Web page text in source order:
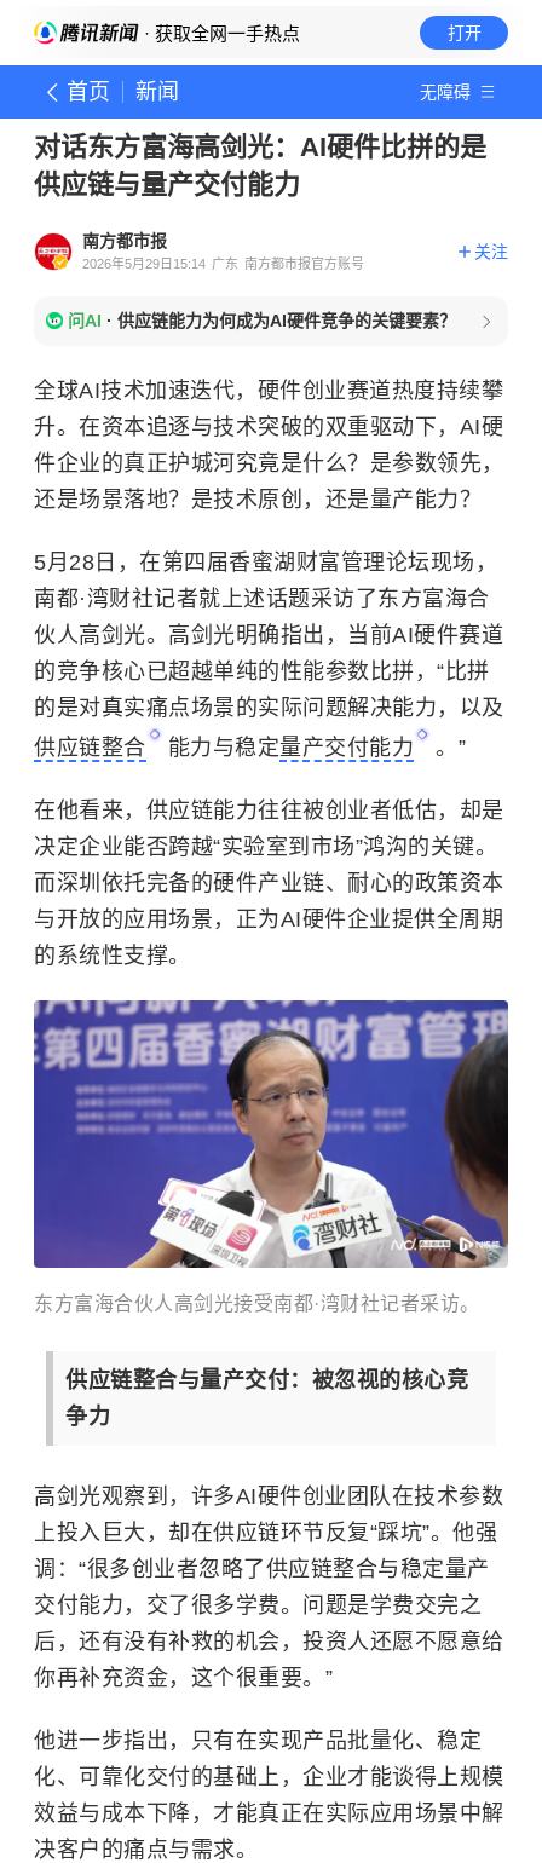
· 获取全网一手热点 打开
首页 新闻 无障碍
对话东方富海高剑光：AI硬件比拼的是
供应链与量产交付能力
南方都市报
2026年5月29日15:14 广东 南方都市报官方账号
关注
问AI · 供应链能力为何成为AI硬件竞争的关键要素？
全球AI技术加速迭代，硬件创业赛道热度持续攀
升。在资本追逐与技术突破的双重驱动下，AI硬
件企业的真正护城河究竟是什么？是参数领先，
还是场景落地？是技术原创，还是量产能力？
5月28日，在第四届香蜜湖财富管理论坛现场，
南都·湾财社记者就上述话题采访了东方富海合
伙人高剑光。高剑光明确指出，当前AI硬件赛道
的竞争核心已超越单纯的性能参数比拼，“比拼
的是对真实痛点场景的实际问题解决能力，以及
供应链整合
能力与稳定量产交付能力 。”
在他看来，供应链能力往往被创业者低估，却是
决定企业能否跨越“实验室到市场”鸿沟的关键。
而深圳依托完备的硬件产业链、耐心的政策资本
与开放的应用场景，正为AI硬件企业提供全周期
的系统性支撑。
东方富海合伙人高剑光接受南都·湾财社记者采访。
供应链整合与量产交付：被忽视的核心竞
争力
高剑光观察到，许多AI硬件创业团队在技术参数
上投入巨大，却在供应链环节反复“踩坑”。他强
调：“很多创业者忽略了供应链整合与稳定量产
交付能力，交了很多学费。问题是学费交完之
后，还有没有补救的机会，投资人还愿不愿意给
你再补充资金，这个很重要。”
他进一步指出，只有在实现产品批量化、稳定
化、可靠化交付的基础上，企业才能谈得上规模
效益与成本下降，才能真正在实际应用场景中解
决客户的痛点与需求。